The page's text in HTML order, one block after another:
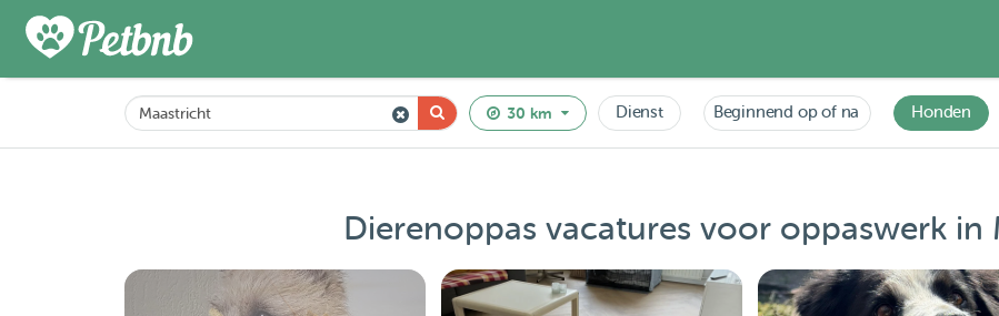
30 km Dienst Beginnend op of na Honden
Dierenoppas vacatures voor oppaswerk in